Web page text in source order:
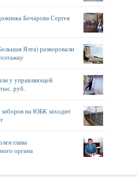
Бочарова Сергея
Ялта) разворовали
у управляющей
руб.
на ЮБК заходит
глава
органа